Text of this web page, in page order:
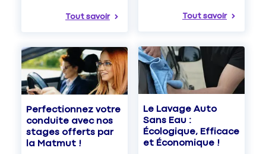
Tout savoir Tout savoir
Perfectionnez votre
conduite avec nos
stages offerts par
la Matmut !
Le Lavage Auto
Sans Eau :
Écologique, Efficace
et Économique !